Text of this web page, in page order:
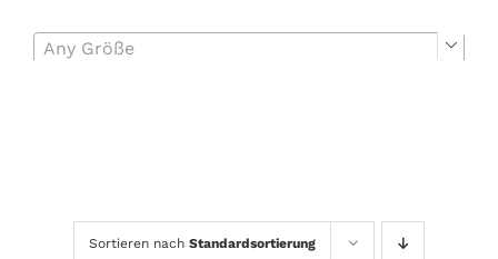
Sortieren nach Standardsortierung
Any Größe 